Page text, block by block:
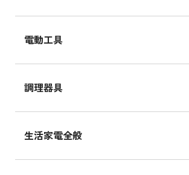
電動工具
調理器具
生活家電全般